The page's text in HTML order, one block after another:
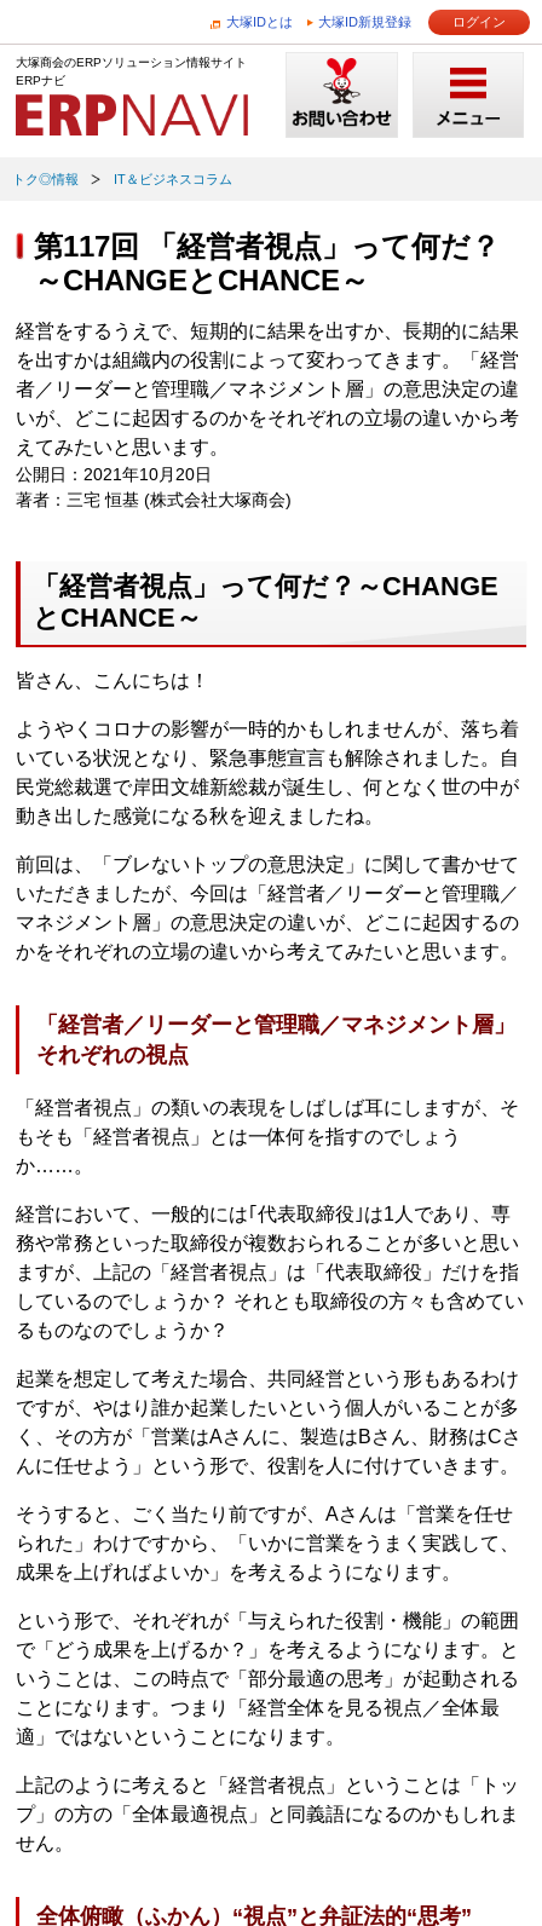
大塚IDとは 大塚ID新規登録 ログイン
大塚商会のERPソリューション情報サイト
ERPナビ
トク◎情報 IT＆ビジネスコラム
第117回 「経営者視点」って何だ？
～CHANGEとCHANCE～
経営をするうえで、短期的に結果を出すか、長期的に結果
を出すかは組織内の役割によって変わってきます。「経営
者／リーダーと管理職／マネジメント層」の意思決定の違
いが、どこに起因するのかをそれぞれの立場の違いから考
えてみたいと思います。
公開日：2021年10月20日
著者：三宅 恒基 (株式会社大塚商会)
「経営者視点」って何だ？～CHANGE
とCHANCE～
皆さん、こんにちは！
ようやくコロナの影響が一時的かもしれませんが、落ち着
いている状況となり、緊急事態宣言も解除されました。自
民党総裁選で岸田文雄新総裁が誕生し、何となく世の中が
動き出した感覚になる秋を迎えましたね。
前回は、「ブレないトップの意思決定」に関して書かせて
いただきましたが、今回は「経営者／リーダーと管理職／
マネジメント層」の意思決定の違いが、どこに起因するの
かをそれぞれの立場の違いから考えてみたいと思います。
「経営者／リーダーと管理職／マネジメント層」
それぞれの視点
「経営者視点」の類いの表現をしばしば耳にしますが、そ
もそも「経営者視点」とは一体何を指すのでしょう
か……。
経営において、一般的には｢代表取締役｣は1人であり、専
務や常務といった取締役が複数おられることが多いと思い
ますが、上記の「経営者視点」は「代表取締役」だけを指
しているのでしょうか？ それとも取締役の方々も含めてい
るものなのでしょうか？
起業を想定して考えた場合、共同経営という形もあるわけ
ですが、やはり誰か起業したいという個人がいることが多
く、その方が「営業はAさんに、製造はBさん、財務はCさ
んに任せよう」という形で、役割を人に付けていきます。
そうすると、ごく当たり前ですが、Aさんは「営業を任せ
られた」わけですから、「いかに営業をうまく実践して、
成果を上げればよいか」を考えるようになります。
という形で、それぞれが「与えられた役割・機能」の範囲
で「どう成果を上げるか？」を考えるようになります。と
いうことは、この時点で「部分最適の思考」が起動される
ことになります。つまり「経営全体を見る視点／全体最
適」ではないということになります。
上記のように考えると「経営者視点」ということは「トッ
プ」の方の「全体最適視点」と同義語になるのかもしれま
せん。
全体俯瞰（ふかん）“視点”と弁証法的“思考”